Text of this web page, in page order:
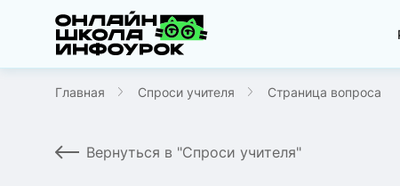
Главная Спроси учителя Страница вопроса
Вернуться в "Спроси учителя"